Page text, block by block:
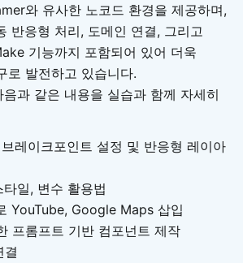
와 유사한 노코드 환경을 제공하며,
반응형 처리, 도메인 연결, 그리고
기능까지 포함되어 있어 더욱
로 발전하고 있습니다.
과 같은 내용을 실습과 함께 자세히
레이크포인트 설정 및 반응형 레이아
일, 변수 활용법
YouTube, Google Maps 삽입
프롬프트 기반 컴포넌트 제작
결